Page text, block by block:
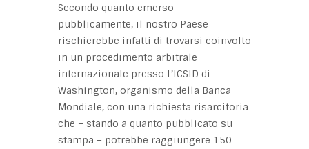
Secondo quanto emerso
pubblicamente, il nostro Paese
rischierebbe infatti di trovarsi coinvolto
in un procedimento arbitrale
internazionale presso l’ICSID di
Washington, organismo della Banca
Mondiale, con una richiesta risarcitoria
che – stando a quanto pubblicato su
stampa – potrebbe raggiungere 150